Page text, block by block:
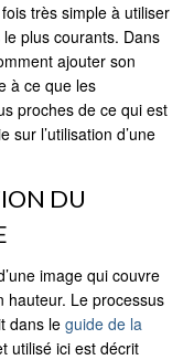
très simple à utiliser
plus courants. Dans
ajouter son
à ce que les
proches de ce qui est
sur l’utilisation d’une
DU
image qui couvre
hauteur. Le processus
dans le guide de la
utilisé ici est décrit